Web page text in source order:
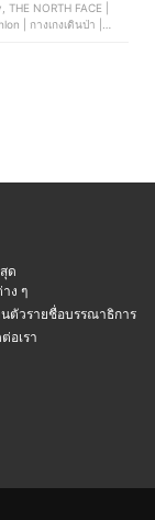
NORTH FACE |
| กางเกงเดินป่า |
ด
ง ๆ
ตัวรายชื่อบรรณาธิการ
อเรา